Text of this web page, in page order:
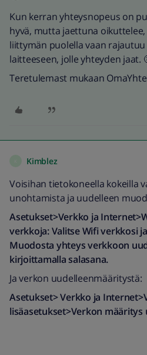
Kun kerran yhteysnopeus on
hyvä, mutta jaettuna oikuttelee,
liittymän puolella vaan
laitteeseen, jolle yhteyden jaat.
Teretulemast mukaan
Kimblez
Voisihan tietokoneella kokeilla
unohtamista ja uudelleen
Asetukset>Verkko ja
verkkoja: Valitse Wifi verkkosi
Muodosta yhteys verkkoon
kirjoittamalla salasana.
Ja verkon uudelleenmääritystä:
Asetukset> Verkko ja
lisäasetukset>Verkon määritys